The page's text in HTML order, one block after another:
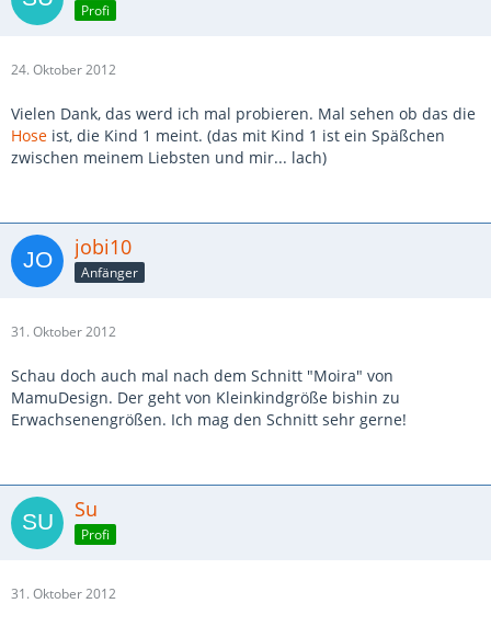
Profi
24. Oktober 2012
Vielen Dank, das werd ich mal probieren. Mal sehen ob das die
Hose ist, die Kind 1 meint. (das mit Kind 1 ist ein Späßchen
zwischen meinem Liebsten und mir... lach)
jobi10
Anfänger
31. Oktober 2012
Schau doch auch mal nach dem Schnitt "Moira" von
MamuDesign. Der geht von Kleinkindgröße bishin zu
Erwachsenengrößen. Ich mag den Schnitt sehr gerne!
Su
Profi
31. Oktober 2012